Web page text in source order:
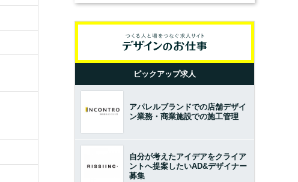
ピックアップ求人
アパレルブランドでの店舗デザイ
ン業務・商業施設での施工管理
自分が考えたアイデアをクライア
ントへ提案したいAD&デザイナー
募集